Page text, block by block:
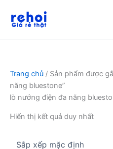
dung
Trang chủ / Sản phẩm được
năng bluestone”
lò nướng điện đa năng
Hiển thị kết quả duy nhất